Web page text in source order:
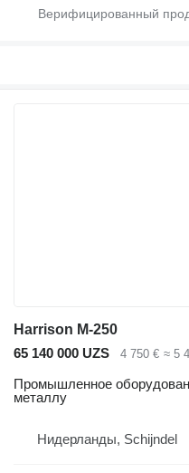
Harrison M-250
65 140 000 UZS
4 750 € ≈ 5
Промышленное
металлу
Нидерланды, Schijndel